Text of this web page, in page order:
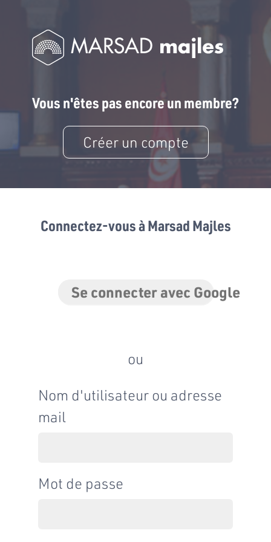
Vous n'êtes pas encore un membre?
Créer un compte
Connectez-vous à Marsad Majles
Se connecter avec Google
ou
Nom d'utilisateur ou adresse
mail
Mot de passe